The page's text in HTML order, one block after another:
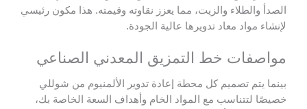
الصدأ والطلاء والزيت، مما يعزز نقاوته وقيمته. هذا مكون رئيسي
لإنشاء مواد معاد تدويرها عالية الجودة.
مواصفات خط التمزيق المعدني الصناعي
بينما يتم تصميم كل محطة إعادة تدوير الألمنيوم من شوللي
خصيصًا لتتناسب مع المواد الخام وأهداف السعة الخاصة بك،